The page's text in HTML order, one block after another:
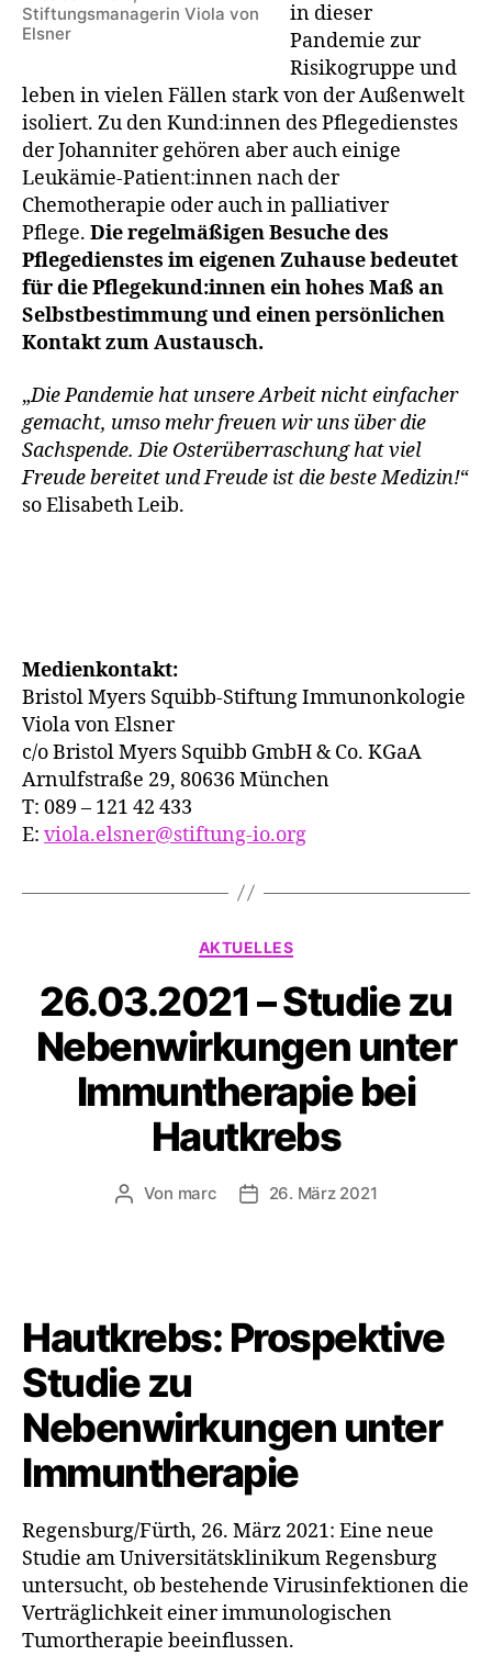
Stiftungsmanagerin Viola von
Elsner
in dieser
Pandemie zur
Risikogruppe und
leben in vielen Fällen stark von der Außenwelt
isoliert. Zu den Kund:innen des Pflegedienstes
der Johanniter gehören aber auch einige
Leukämie-Patient:innen nach der
Chemotherapie oder auch in palliativer
Pflege. Die regelmäßigen Besuche des
Pflegedienstes im eigenen Zuhause bedeutet
für die Pflegekund:innen ein hohes Maß an
Selbstbestimmung und einen persönlichen
Kontakt zum Austausch.
„Die Pandemie hat unsere Arbeit nicht einfacher
gemacht, umso mehr freuen wir uns über die
Sachspende. Die Osterüberraschung hat viel
Freude bereitet und Freude ist die beste Medizin!“
so Elisabeth Leib.
Medienkontakt:
Bristol Myers Squibb-Stiftung Immunonkologie
Viola von Elsner
c/o Bristol Myers Squibb GmbH & Co. KGaA
Arnulfstraße 29, 80636 München
T: 089 – 121 42 433
E: viola.elsner@stiftung-io.org
Kategorien
AKTUELLES
26.03.2021 – Studie zu
Nebenwirkungen unter
Immuntherapie bei
Hautkrebs
Beitragsautor
Von marc Veröffentlichungsdatum
26. März 2021
Hautkrebs: Prospektive
Studie zu
Nebenwirkungen unter
Immuntherapie
Regensburg/Fürth, 26. März 2021: Eine neue
Studie am Universitätsklinikum Regensburg
untersucht, ob bestehende Virusinfektionen die
Verträglichkeit einer immunologischen
Tumortherapie beeinflussen.